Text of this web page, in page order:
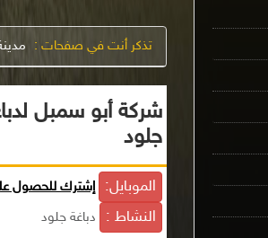
تذكر أنت في صفحات :
شركة أبو سمبل
جلود
الموبايل: إشترك للحصول
النشاط : دباغة جلود